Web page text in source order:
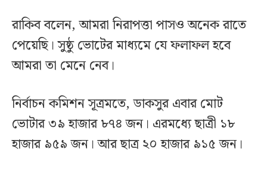
রাকিব বলেন, আমরা নিরাপত্তা পাসও অনেক রাতে
পেয়েছি। সুষ্ঠু ভোটের মাধ্যমে যে ফলাফল হবে
আমরা তা মেনে নেব।
নির্বাচন কমিশন সূত্রমতে, ডাকসুর এবার মোট
ভোটার ৩৯ হাজার ৮৭৪ জন। এরমধ্যে ছাত্রী ১৮
হাজার ৯৫৯ জন। আর ছাত্র ২০ হাজার ৯১৫ জন।